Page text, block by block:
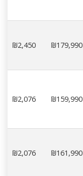
₪179,990
₪2,450
₪159,990
₪2,076
₪161,990
₪2,076